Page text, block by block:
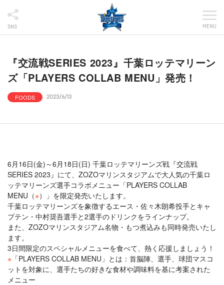
SNS MENU
『交流戦SERIES 2023』千葉ロッテマリーン
ズ「PLAYERS COLLAB MENU」発売！
FOODS 2023/6/13
6月16日(金)～6月18日(日) 千葉ロッテマリーンズ戦『交流戦
SERIES 2023』にて、ZOZOマリンスタジアムで大人気の千葉ロ
ッテマリーンズ選手コラボメニュー「PLAYERS COLLAB
MENU（※）」を限定発売いたします。
千葉ロッテマリーンズを象徴するエース・佐々木朗希投手とキャ
プテン・中村奨吾選手と2選手のドリンクをラインナップ。
また、ZOZOマリンスタジアム名物・もつ煮込みも同時発売いたし
ます。
3日間限定のスペシャルメニューを食べて、熱く応援しましょう！
※ 「PLAYERS COLLAB MENU」とは：首脳陣、選手、球団マスコ
ットを対象に、選手たちの好きな食材や調味料を基に考案された
メニュー